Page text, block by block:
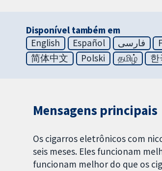
Disponível também em
English
Español فارسی
简体中文
Polski தமிழ் 한
Mensagens principais
Os cigarros eletrônicos com
seis meses. Eles funcionam
funcionam melhor do que os